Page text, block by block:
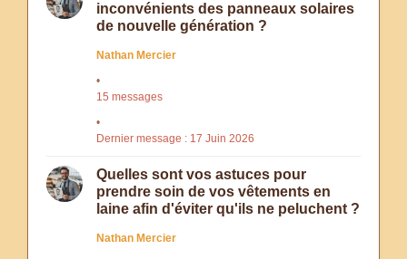
inconvénients des panneaux solaires
de nouvelle génération ?
Nathan Mercier
15 messages
Dernier message : 17 Juin 2026
Quelles sont vos astuces pour
prendre soin de vos vêtements en
laine afin d'éviter qu'ils ne peluchent ?
Nathan Mercier